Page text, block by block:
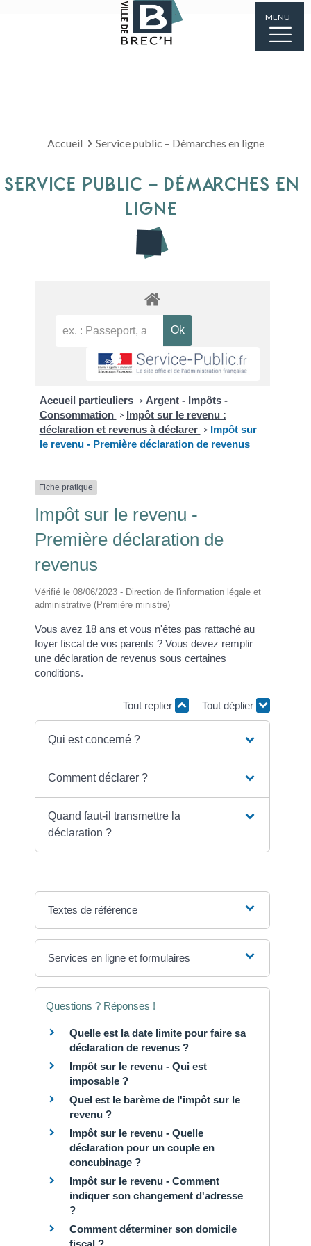
MENU
Accueil Service public – Démarches en ligne
SERVICE PUBLIC – DÉMARCHES EN
LIGNE
Accueil particuliers > Argent - Impôts -
Consommation > Impôt sur le revenu :
déclaration et revenus à déclarer > Impôt sur
le revenu - Première déclaration de revenus
Fiche pratique
Impôt sur le revenu -
Première déclaration de
revenus
Vérifié le 08/06/2023 - Direction de l'information légale et
administrative (Première ministre)
Vous avez 18 ans et vous n'êtes pas rattaché au
foyer fiscal de vos parents ? Vous devez remplir
une déclaration de revenus sous certaines
conditions.
Tout replier Tout déplier
Qui est concerné ?
Comment déclarer ?
Quand faut-il transmettre la
déclaration ?
Textes de référence
Services en ligne et formulaires
Questions ? Réponses !
Quelle est la date limite pour faire sa
déclaration de revenus ?
Impôt sur le revenu - Qui est
imposable ?
Quel est le barème de l'impôt sur le
revenu ?
Impôt sur le revenu - Quelle
déclaration pour un couple en
concubinage ?
Impôt sur le revenu - Comment
indiquer son changement d'adresse
?
Comment déterminer son domicile
fiscal ?